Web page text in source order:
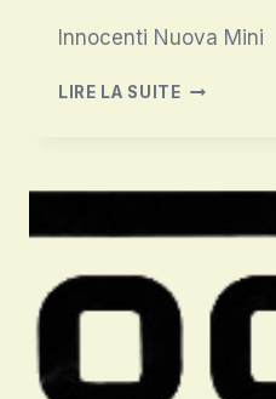
Innocenti Nuova Mini
LIRE LA SUITEINNOCENTI